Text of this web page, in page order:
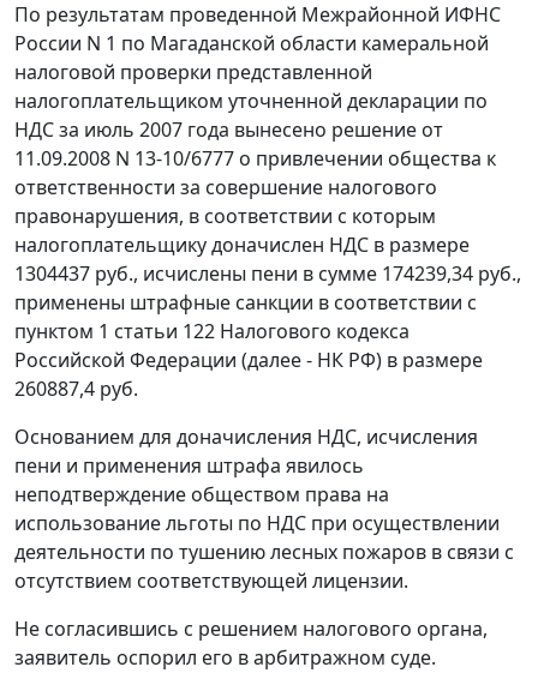
По результатам проведенной Межрайонной ИФНС
России N 1 по Магаданской области камеральной
налоговой проверки представленной
налогоплательщиком уточненной декларации по
НДС за июль 2007 года вынесено решение от
11.09.2008 N 13-10/6777 о привлечении общества к
ответственности за совершение налогового
правонарушения, в соответствии с которым
налогоплательщику доначислен НДС в размере
1304437 руб., исчислены пени в сумме 174239,34 руб.,
применены штрафные санкции в соответствии с
пунктом 1 статьи 122 Налогового кодекса
Российской Федерации (далее - НК РФ) в размере
260887,4 руб.
Основанием для доначисления НДС, исчисления
пени и применения штрафа явилось
неподтверждение обществом права на
использование льготы по НДС при осуществлении
деятельности по тушению лесных пожаров в связи с
отсутствием соответствующей лицензии.
Не согласившись с решением налогового органа,
заявитель оспорил его в арбитражном суде.